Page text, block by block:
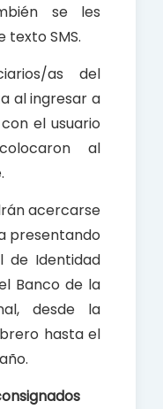
se les
texto SMS.
as del
al ingresar a
el usuario
al
acercarse
presentando
de Identidad
Banco de la
desde la
hasta el